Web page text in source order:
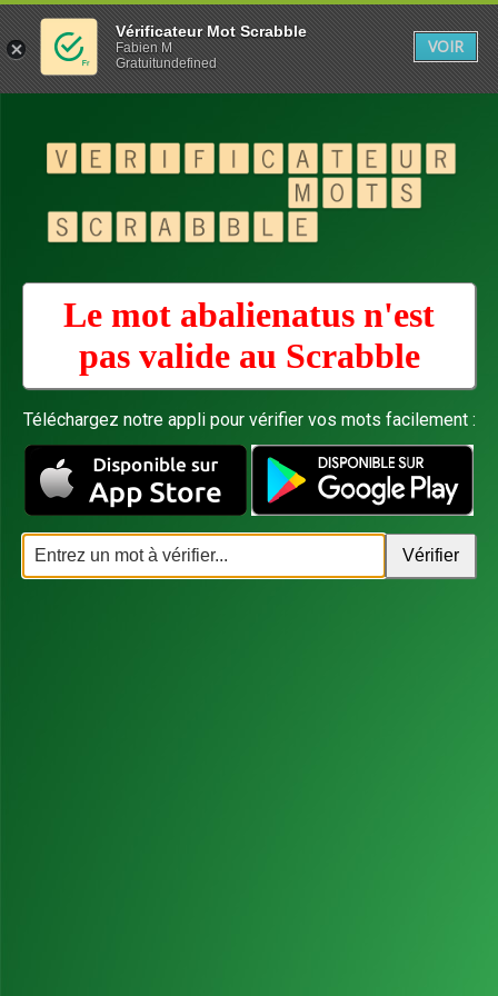
Le mot abalienatus n'est
pas valide au Scrabble
Téléchargez notre appli pour vérifier vos mots facilement :
Vérificateur Mot Scrabble
Fabien M
Gratuitundefined
VOIR